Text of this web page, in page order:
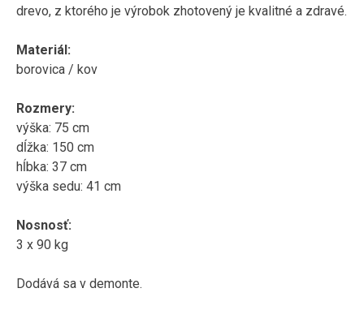
drevo, z ktorého je výrobok zhotovený je kvalitné a zdravé.
Materiál:
borovica / kov
Rozmery:
výška: 75 cm
dĺžka: 150 cm
hĺbka: 37 cm
výška sedu: 41 cm
Nosnosť:
3 x 90 kg
Dodává sa v demonte.